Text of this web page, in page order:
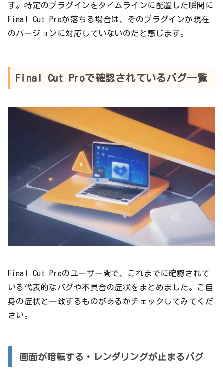
す。特定のプラグインをタイムラインに配置した瞬間に
Final Cut Proが落ちる場合は、そのプラグインが現在
のバージョンに対応していないのだと感じます。
Final Cut Proで確認されているバグ一覧
Final Cut Proのユーザー間で、これまでに確認されて
いる代表的なバグや不具合の症状をまとめました。ご自
身の症状と一致するものがあるかチェックしてみてくだ
さい。
画面が暗転する・レンダリングが止まるバグ